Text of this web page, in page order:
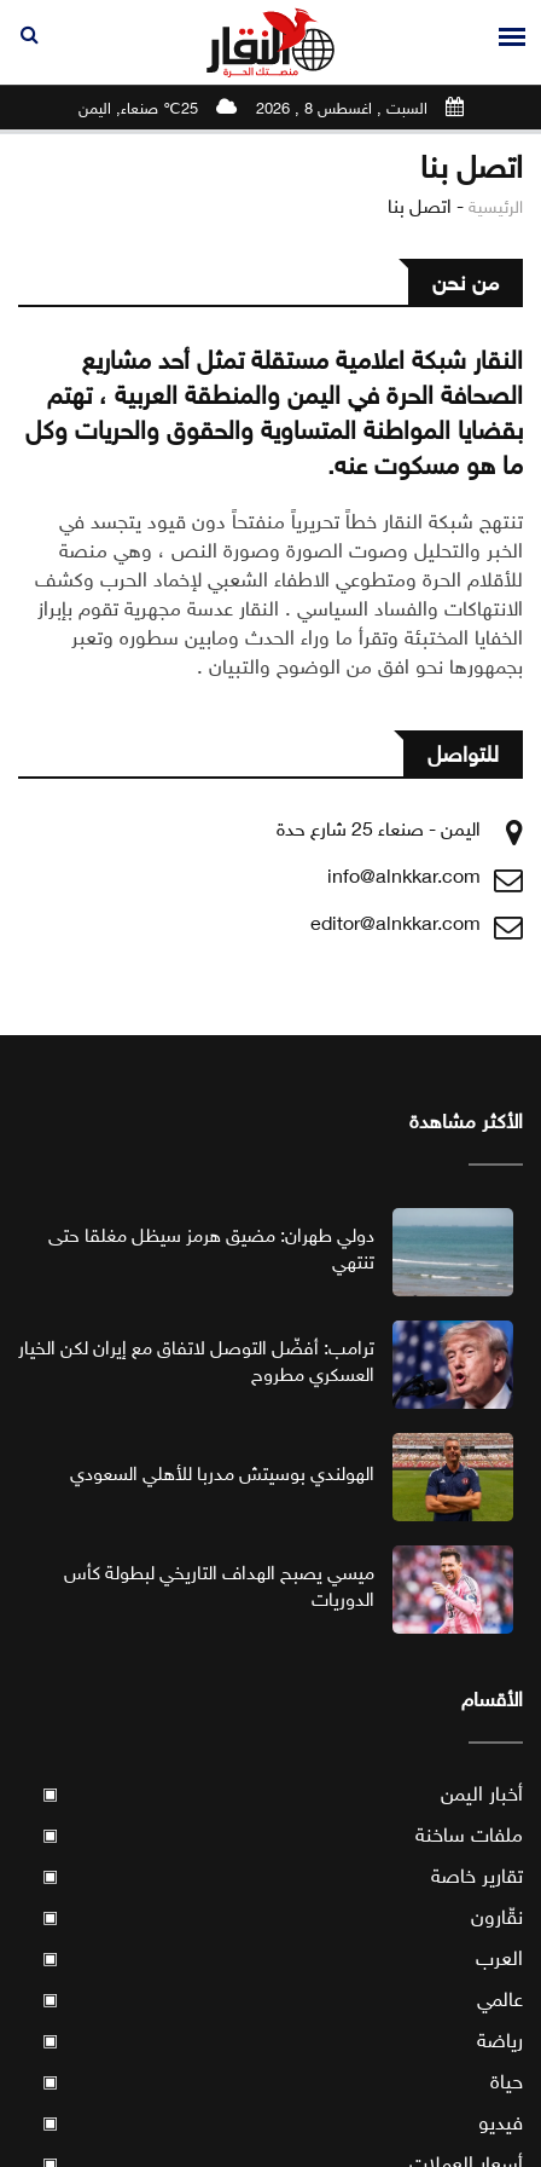
السبت , اغسطس 8 , 2026 25℃ صنعاء, اليمن
اتصل بنا
الرئيسية - اتصل بنا
من نحن
النقار شبكة اعلامية مستقلة تمثل أحد مشاريع
الصحافة الحرة في اليمن والمنطقة العربية ، تهتم
بقضايا المواطنة المتساوية والحقوق والحريات وكل
ما هو مسكوت عنه.
تنتهج شبكة النقار خطاً تحريرياً منفتحاً دون قيود يتجسد في
الخبر والتحليل وصوت الصورة وصورة النص ، وهي منصة
للأقلام الحرة ومتطوعي الاطفاء الشعبي لإخماد الحرب وكشف
الانتهاكات والفساد السياسي . النقار عدسة مجهرية تقوم بإبراز
الخفايا المختبئة وتقرأ ما وراء الحدث ومابين سطوره وتعبر
بجمهورها نحو افق من الوضوح والتبيان .
للتواصل
اليمن - صنعاء 25 شارع حدة
info@alnkkar.com
editor@alnkkar.com
الأكثر مشاهدة
دولي طهران: مضيق هرمز سيظل مغلقا حتى
تنتهي
ترامب: أفضّل التوصل لاتفاق مع إيران لكن الخيار
العسكري مطروح
الهولندي بوسيتش مدربا للأهلي السعودي
ميسي يصبح الهداف التاريخي لبطولة كأس
الدوريات
الأقسام
أخبار اليمن ▣
ملفات ساخنة ▣
تقارير خاصة ▣
نقّارون ▣
العرب ▣
عالمي ▣
رياضة ▣
حياة ▣
فيديو ▣